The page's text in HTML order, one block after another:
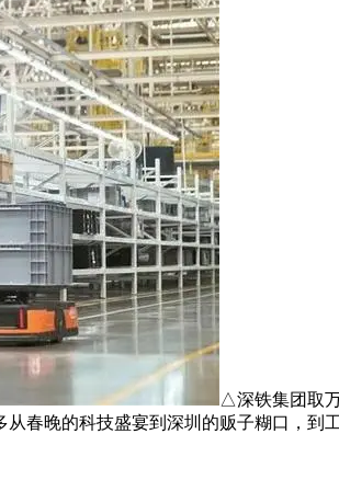
△深铁集团取
春晚的科技盛宴到深圳的贩子糊口，